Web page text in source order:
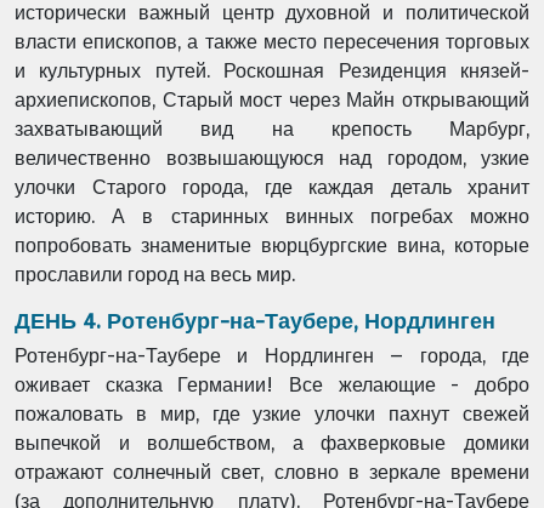
исторически важный центр духовной и политической
власти епископов, а также место пересечения торговых
и культурных путей. Роскошная Резиденция князей-
архиепископов, Старый мост через Майн открывающий
захватывающий вид на крепость Марбург,
величественно возвышающуюся над городом, узкие
улочки Старого города, где каждая деталь хранит
историю. А в старинных винных погребах можно
попробовать знаменитые вюрцбургские вина, которые
прославили город на весь мир.
ДЕНЬ 4. Ротенбург-на-Таубере, Нордлинген
Ротенбург-на-Таубере и Нордлинген – города, где
оживает сказка Германии! Все желающие - добро
пожаловать в мир, где узкие улочки пахнут свежей
выпечкой и волшебством, афахверковые домики
отражают солнечный свет, словно в зеркале времени
(задополнительную плату). Ротенбург-на-Таубере